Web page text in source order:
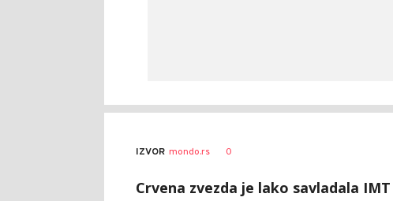
AUTOR
Dragan
Šutvić
IZVOR mondo.rs 0
Crvena zvezda je lako savladala